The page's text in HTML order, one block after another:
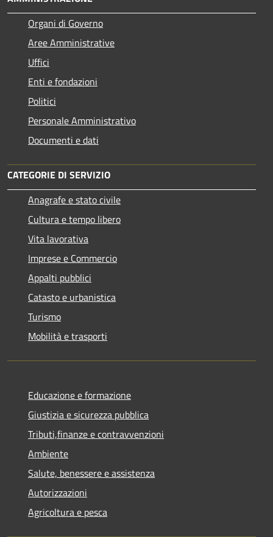
Organi di Governo
Aree Amministrative
Uffici
Enti e fondazioni
Politici
Personale Amministrativo
Documenti e dati
CATEGORIE DI SERVIZIO
Anagrafe e stato civile
Cultura e tempo libero
Vita lavorativa
Imprese e Commercio
Appalti pubblici
Catasto e urbanistica
Turismo
Mobilità e trasporti
Educazione e formazione
Giustizia e sicurezza pubblica
Tributi,finanze e contravvenzioni
Ambiente
Salute, benessere e assistenza
Autorizzazioni
Agricoltura e pesca